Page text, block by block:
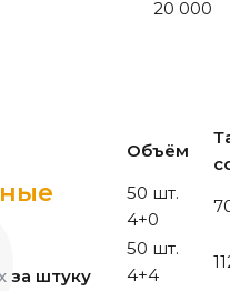
20 000
за штуку
Объём
50 шт.
4+0
50 шт.
4+4